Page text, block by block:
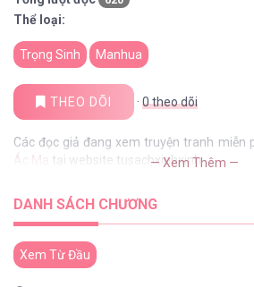
Thể loại:
Trọng Sinh Manhua
THEO DÕI · 0theo dõi
Các đọc giả đang xem truyện tranh miễn
Ác Ma
tại website tusachxinhxinh
— Xem Thêm —
DANH SÁCH CHƯƠNG
Xem Từ Đầu